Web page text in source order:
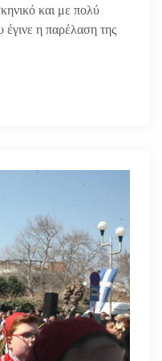
και με πολύ
η παρέλαση της